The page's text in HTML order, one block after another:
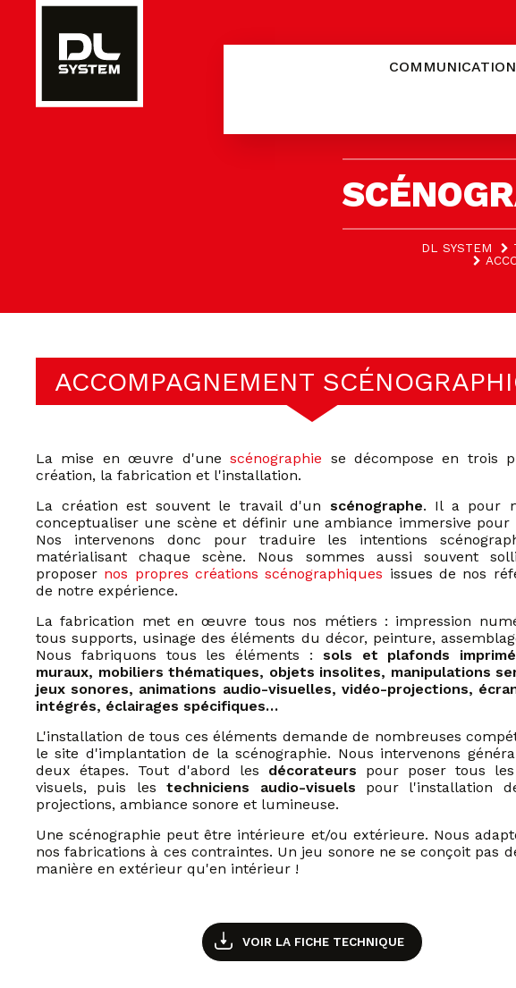
DL SYSTEM
ACCOMPAGNEMENT
La mise en œuvre d'unescénographie se décompose en trois
création, la fabrication et l'installation.
La création est souvent le travail d'un scénographe. Il a pour
conceptualiser une scène et définir une ambiance immersive pour
Nos intervenons donc pour traduire les intentions
matérialisant chaque scène. Nous sommes aussi souvent
proposer nos propres créations scénographiques issues de nos
de notre expérience.
La fabrication met en œuvre tous nos métiers : impression
tous supports, usinage des éléments du décor, peinture,
Nous fabriquons tous les éléments : sols et plafonds
muraux, mobiliers thématiques, objets insolites, manipulations
jeux sonores, animations audio-visuelles, vidéo-projections,
intégrés, éclairages spécifiques…
L'installation de tous ces éléments demande de nombreuses
le site d'implantation de la scénographie. Nous intervenons
deux étapes. Tout d'abord les décorateurs pour poser tous
visuels, puis lestechniciens audio-visuels pour l'installation
projections, ambiance sonore et lumineuse.
Une scénographie peut être intérieure et/ou extérieure. Nous
nos fabrications à ces contraintes. Un jeu sonore ne se conçoit pas
manière en extérieur qu'en intérieur !
VOIR LA FICHE TECHNIQUE
Panneau de gestion des cookies